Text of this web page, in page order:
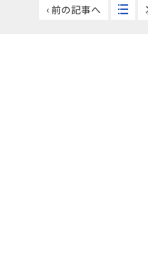
‹ 前の記事へ